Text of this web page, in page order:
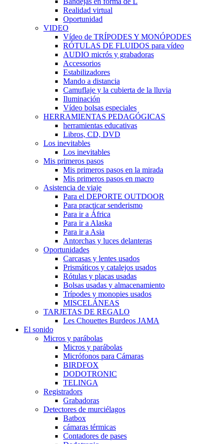
Realidad virtual
Oportunidad
VIDEO
Vídeo de TRÍPODES Y MONÓPODES
RÓTULAS DE FLUIDOS para vídeo
AUDIO micrós y grabadoras
Accessorios
Estabilizadores
Mando a distancia
Camuflaje y la cubierta de la lluvia
Iluminación
Vídeo bolsas especiales
HERRAMIENTAS PEDAGÓGICAS
herramientas educativas
Libros, CD, DVD
Los inevitables
Los inevitables
Mis primeros pasos
Mis primeros pasos en la mirada
Mis primeros pasos en macro
Asistencia de viaje
Para el DEPORTE OUTDOOR
Para practicar senderismo
Para ir a África
Para ir a Alaska
Para ir a Asia
Antorchas y luces delanteras
Oportunidades
Carcasas y lentes usados
Prismáticos y catalejos usados
Rótulas y placas usadas
Bolsas usadas y almacenamiento
Trípodes y monopies usados
MISCELÁNEAS
TARJETAS DE REGALO
Les Chouettes Burdeos JAMA
El sonido
Micros y parábolas
Micros y parábolas
Micrófonos para Cámaras
BIRDFOX
DODOTRONIC
TELINGA
Registradors
Grabadoras
Detectores de murciélagos
Batbox
cámaras térmicas
Contadores de pases